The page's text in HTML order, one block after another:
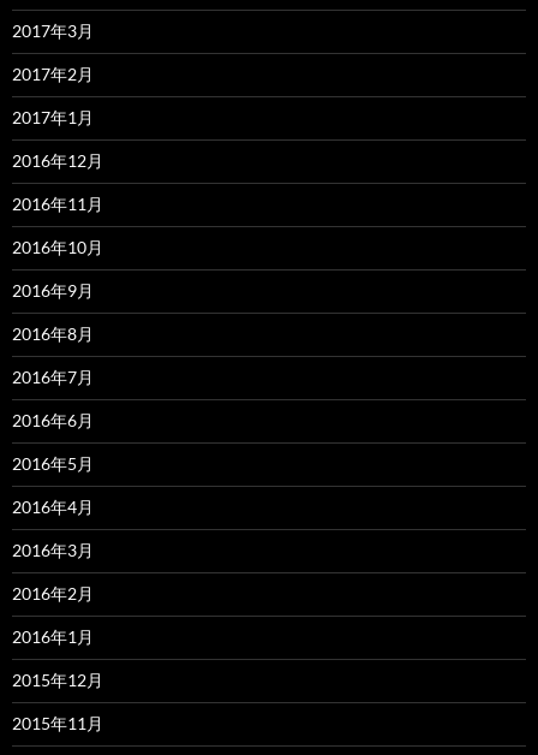
2017年3月
2017年2月
2017年1月
2016年12月
2016年11月
2016年10月
2016年9月
2016年8月
2016年7月
2016年6月
2016年5月
2016年4月
2016年3月
2016年2月
2016年1月
2015年12月
2015年11月